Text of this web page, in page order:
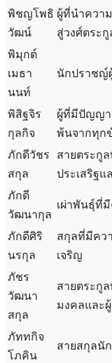
พิชญโพธิ
วัฒน์
ผู้ที่นำควา
สู่วงศ์ตระกู
พิมุกต์
เมธา
นนท์
นักปราชญ์
พิสิฐจิร
กุลกิจ
ผู้ที่มีปัญญา
พ้นจากทุก
ภักดีวัชร
สกุล
สายตระกู
ประเสริฐแ
ภักดี
วัฒนากุล
เผ่าพันธุ์ที่
ภักดีศิริ
นรกุล
สกุลที่มีคว
เจริญ
ภัชร
วัฒนา
สกุล
สายตระกู
มงคลและ
ภัททกิจ
โภคิน
สายสกุลนั